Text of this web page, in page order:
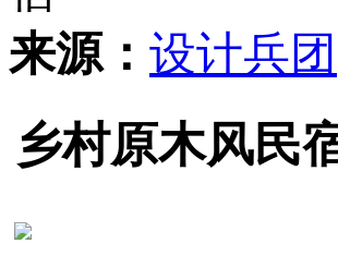
来源： 设计兵团
乡村原木风民